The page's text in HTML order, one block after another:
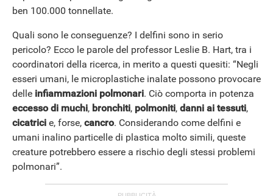
ben 100.000 tonnellate.
Quali sono le conseguenze? I delfini sono in serio
pericolo? Ecco le parole del professor Leslie B. Hart, tra i
coordinatori della ricerca, in merito a questi quesiti: “Negli
esseri umani, le microplastiche inalate possono provocare
delle infiammazioni polmonari. Ciò comporta in potenza
eccesso di muchi, bronchiti, polmoniti, danni ai tessuti,
cicatrici e, forse, cancro. Considerando come delfini e
umani inalino particelle di plastica molto simili, queste
creature potrebbero essere a rischio degli stessi problemi
polmonari”.